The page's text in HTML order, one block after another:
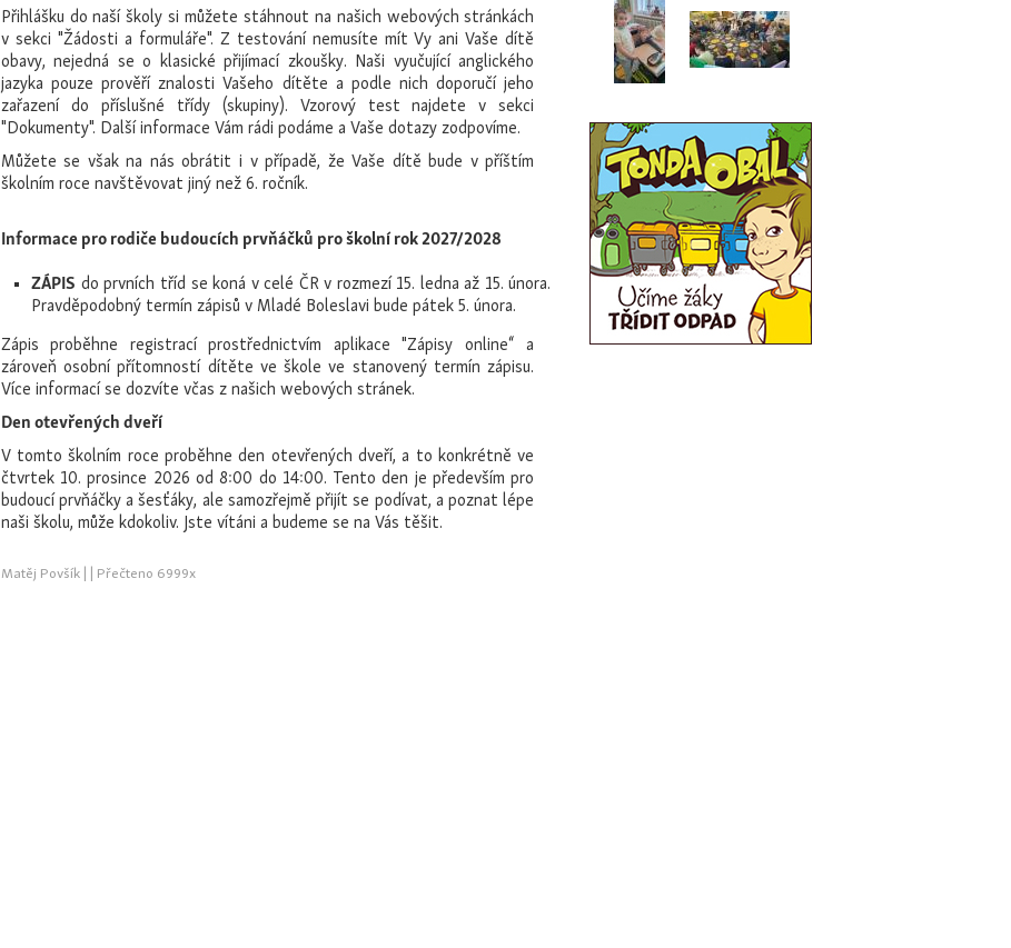
Přihlášku do naší školy si můžete stáhnout na našich webových stránkách
v sekci "Žádosti a formuláře". Z testování nemusíte mít Vy ani Vaše dítě
obavy, nejedná se o klasické přijímací zkoušky. Naši vyučující anglického
jazyka pouze prověří znalosti Vašeho dítěte a podle nich doporučí jeho
zařazení do příslušné třídy (skupiny). Vzorový test najdete v sekci
"Dokumenty". Další informace Vám rádi podáme a Vaše dotazy zodpovíme.
Můžete se však na nás obrátit i v případě, že Vaše dítě bude v příštím
školním roce navštěvovat jiný než 6. ročník.
Informace pro rodiče budoucích prvňáčků pro školní rok 2027/2028
ZÁPIS do prvních tříd se koná v celé ČR v rozmezí 15. ledna až 15. února.
Pravděpodobný termín zápisů v Mladé Boleslavi bude pátek 5. února.
Zápis proběhne registrací prostřednictvím aplikace "Zápisy online“ a
zároveň osobní přítomností dítěte ve škole ve stanovený termín zápisu.
Více informací se dozvíte včas z našich webových stránek.
Den otevřených dveří
V tomto školním roce proběhne den otevřených dveří, a to konkrétně ve
čtvrtek 10. prosince 2026 od 8:00 do 14:00. Tento den je především pro
budoucí prvňáčky a šesťáky, ale samozřejmě přijít se podívat, a poznat lépe
naši školu, může kdokoliv. Jste vítáni a budeme se na Vás těšit.
Matěj Povšík | | Přečteno 6999x